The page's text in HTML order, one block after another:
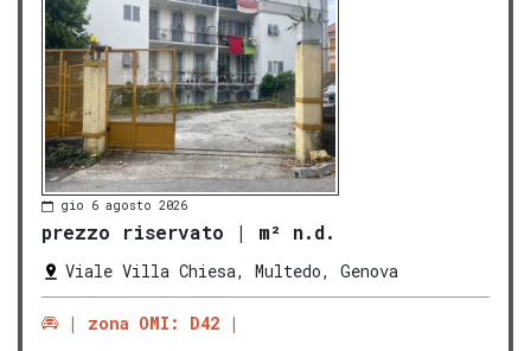
gio 6 agosto 2026
prezzo riservato | m² n.d.
Viale Villa Chiesa, Multedo, Genova
zona OMI: D42